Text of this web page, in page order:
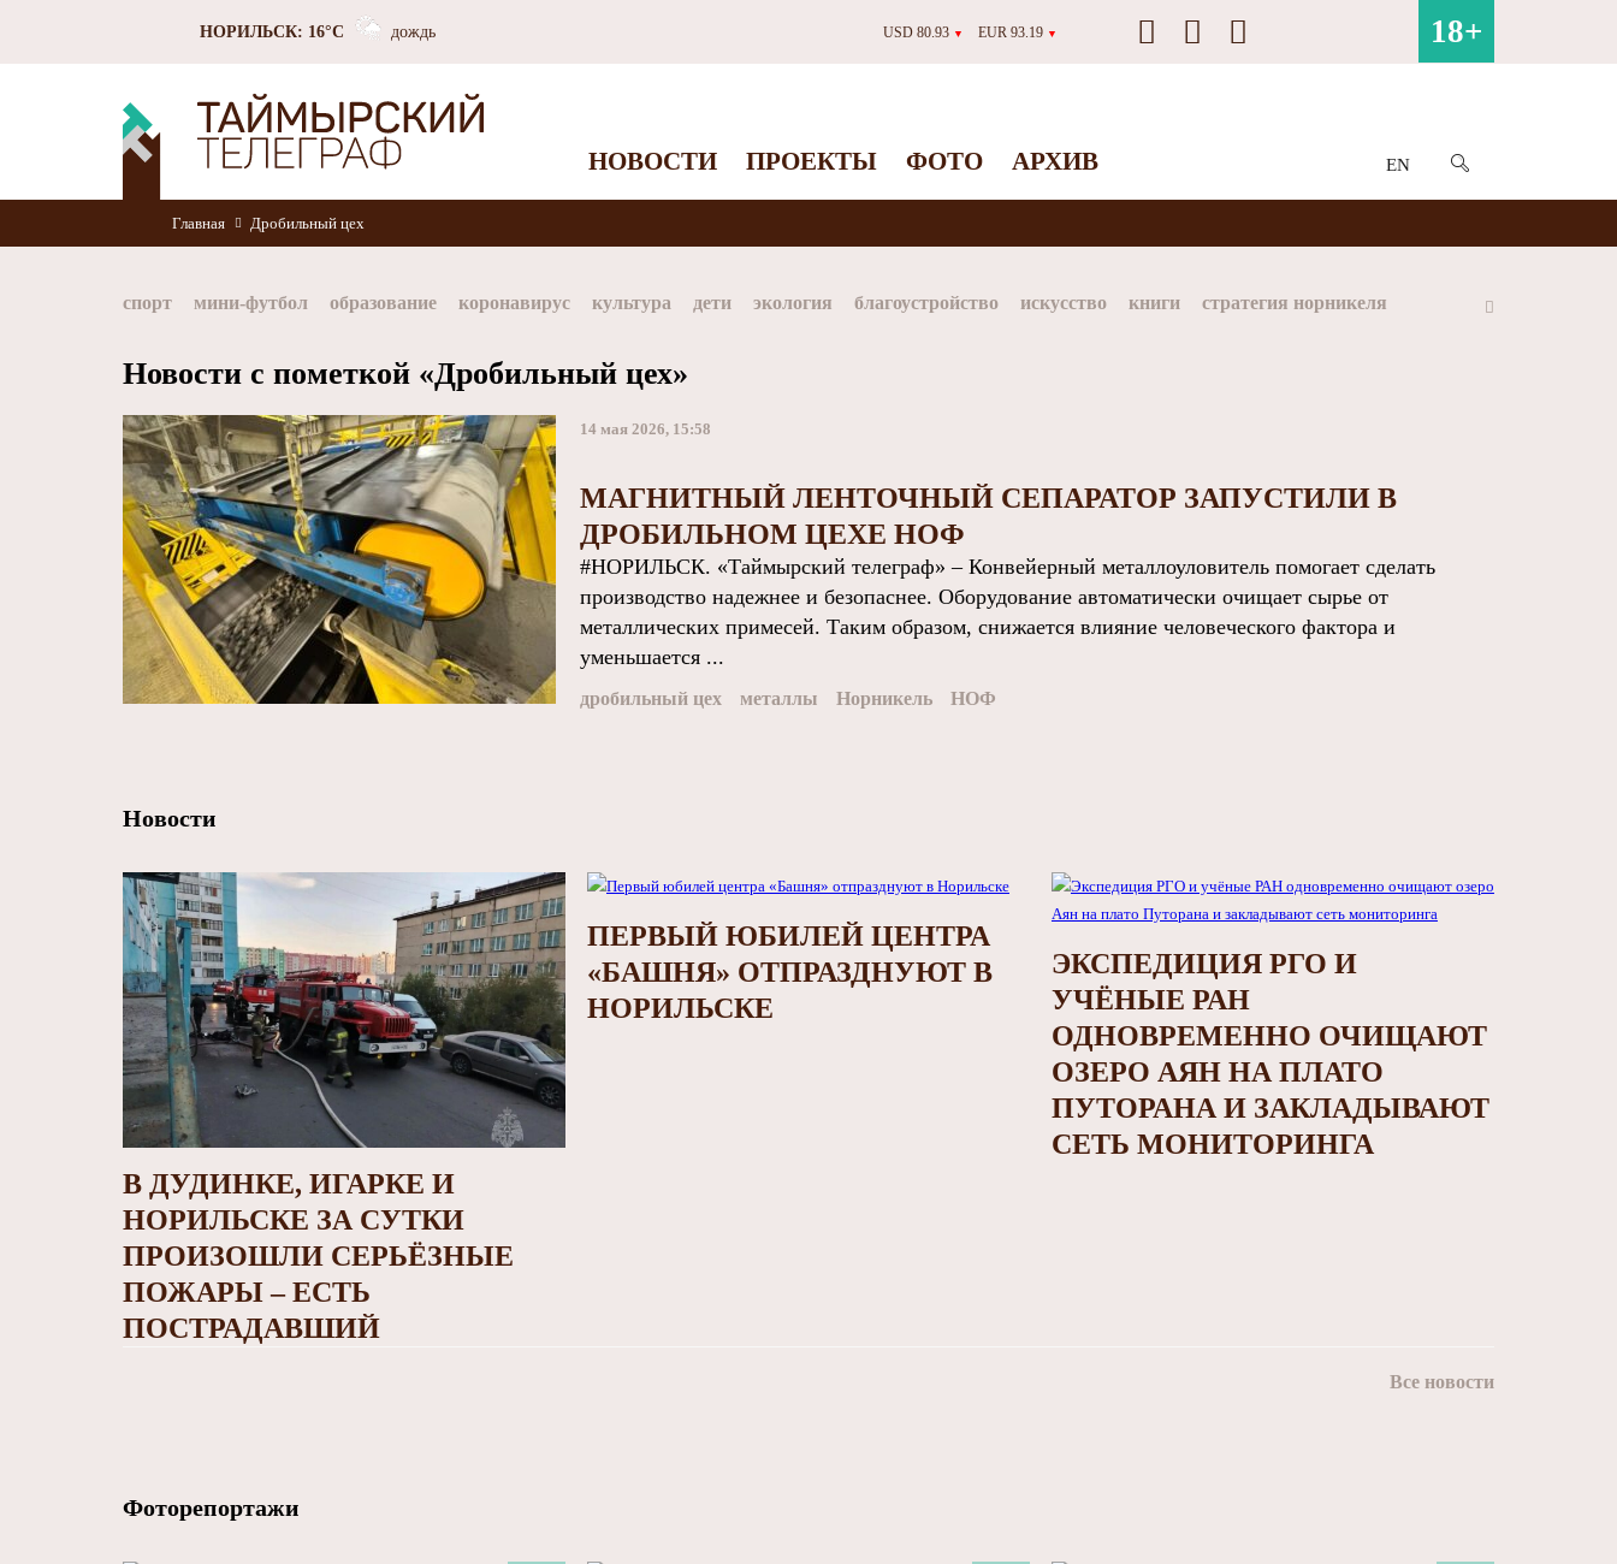
НОРИЛЬСК: 16°C дождь USD 80.93 ▼ EUR 93.19 ▼ 18+
НОВОСТИ ПРОЕКТЫ ФОТО АРХИВ EN
Главная Дробильный цех
спорт мини-футбол образование коронавирус культура дети экология благоустройство искусство книги стратегия норникеля
Новости с пометкой «Дробильный цех»
14 мая 2026, 15:58
МАГНИТНЫЙ ЛЕНТОЧНЫЙ СЕПАРАТОР ЗАПУСТИЛИ В
ДРОБИЛЬНОМ ЦЕХЕ НОФ
#НОРИЛЬСК. «Таймырский телеграф» – Конвейерный металлоуловитель помогает сделать
производство надежнее и безопаснее. Оборудование автоматически очищает сырье от
металлических примесей. Таким образом, снижается влияние человеческого фактора и
уменьшается ...
дробильный цех металлы Норникель НОФ
Новости
В ДУДИНКЕ, ИГАРКЕ И
НОРИЛЬСКЕ ЗА СУТКИ
ПРОИЗОШЛИ СЕРЬЁЗНЫЕ
ПОЖАРЫ – ЕСТЬ
ПОСТРАДАВШИЙ
ПЕРВЫЙ ЮБИЛЕЙ ЦЕНТРА
«БАШНЯ» ОТПРАЗДНУЮТ В
НОРИЛЬСКЕ
ЭКСПЕДИЦИЯ РГО И
УЧЁНЫЕ РАН
ОДНОВРЕМЕННО ОЧИЩАЮТ
ОЗЕРО АЯН НА ПЛАТО
ПУТОРАНА И ЗАКЛАДЫВАЮТ
СЕТЬ МОНИТОРИНГА
Все новости
Фоторепортажи